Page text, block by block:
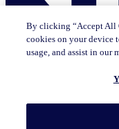
Diese Seite existiert
Sie sich gerade
By clicking “Accept All
cookies on your device
usage, and assist in our